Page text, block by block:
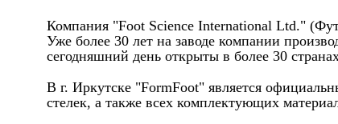
Компания "Foot Science International Ltd."
Уже более 30 лет на заводе компании
сегодняшний день открыты в более 30
В г. Иркутске "FormFoot" является
стелек, а также всех комплектующих